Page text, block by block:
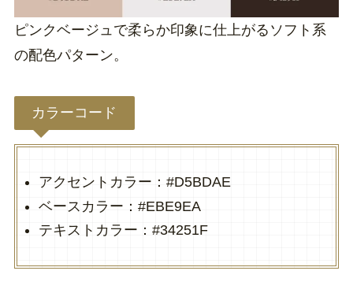
ピンクベージュで柔らか印象に仕上がるソフト系
の配色パターン。
カラーコード
アクセントカラー：#D5BDAE
ベースカラー：#EBE9EA
テキストカラー：#34251F